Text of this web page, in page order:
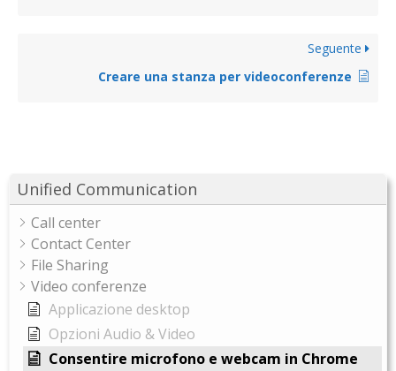
Unified Communication
Call center
Contact Center
File Sharing
Video conferenze
Applicazione desktop
Opzioni Audio & Video
Consentire microfono e webcam in Chrome
Seguente
Creare una stanza per videoconferenze